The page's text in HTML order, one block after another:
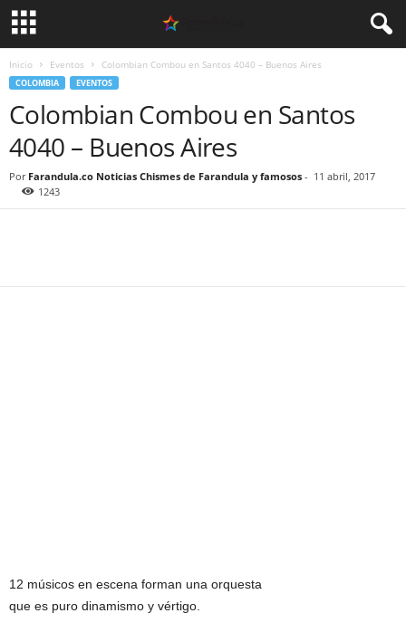
Inicio Eventos Colombian Combou en Santos 4040 – Buenos Aires
COLOMBIA EVENTOS
Colombian Combou en Santos
4040 – Buenos Aires
Por Farandula.co Noticias Chismes de Farandula y famosos - 11 abril, 2017
1243
12 músicos en escena forman una orquesta
que es puro dinamismo y vértigo.